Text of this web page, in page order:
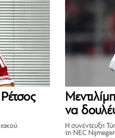
να
Η συνέντευξη
τη NEC